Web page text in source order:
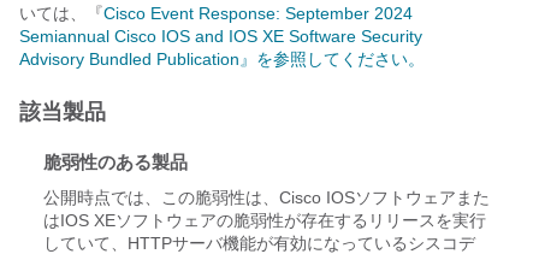
いては、『Cisco Event Response: September 2024
Semiannual Cisco IOS and IOS XE Software Security
Advisory Bundled Publication』を参照してください。
該当製品
脆弱性のある製品
公開時点では、この脆弱性は、Cisco IOSソフトウェアまた
はIOS XEソフトウェアの脆弱性が存在するリリースを実行
していて、HTTPサーバ機能が有効になっているシスコデ